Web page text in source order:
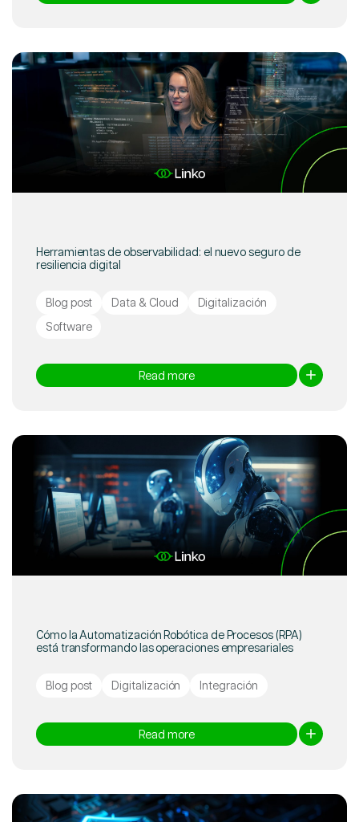
Herramientas de observabilidad: el nuevo seguro de
resiliencia digital
Blog post Data & Cloud
Digitalización
Software
Read more
Cómo la Automatización Robótica de Procesos (RPA)
está transformando las operaciones empresariales
Blog post Digitalización Integración
Read more